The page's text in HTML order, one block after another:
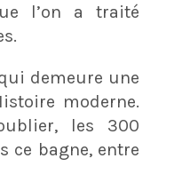
l’on a traité
demeure une
moderne.
les 300
ce bagne, entre